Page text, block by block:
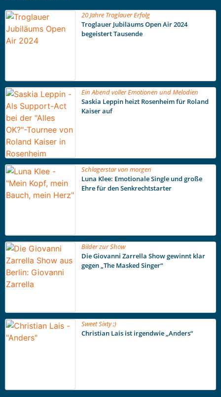
20 Jahre Troglauer Erfolg
Troglauer Jubiläums Open Air 2024
begeistert Tausende
Ein Abend voller Emotionen und Melodien
Saskia Leppin heizt Rosenheim für Roland
Kaiser auf
Schlagerstar von morgen
Luna Klee: Emotionale Single und große
Ehre für den Senkrechtstarter
Bilder zur Show
Die Giovanni Zarrella Show gewinnt klar
gegen „The Masked Singer“
Sweet Sixty ;)
Christian Lais ist irgendwie „Anders“